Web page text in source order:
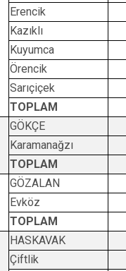
Erencik
Kazıklı
Kuyumca
Örencik
Sarıçiçek
TOPLAM
GÖKÇE
Karamanağzı
TOPLAM
GÖZALAN
Evköz
TOPLAM
HASKAVAK
Çiftlik